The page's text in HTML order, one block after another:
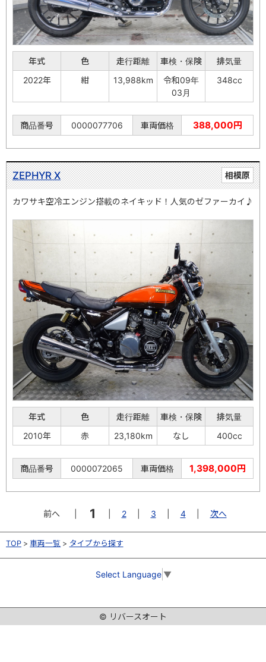
年式 色 走行距離 車検・保険
排気量
2022年
紺 13,988km
令和09年
03月
348cc
商品番号 0000077706 車両価格 388,000円
相模原
ZEPHYR Χ
カワサキ空冷エンジン搭載のネイキッド！人気のゼファーカイ♪
年式 色 走行距離 車検・保険
排気量
2010年
赤 23,180km なし 400cc
商品番号 0000072065 車両価格 1,398,000円
前へ 1 2 3 4 次へ
TOP 車両一覧 タイプから探す
Select Language ▼
© リバースオート